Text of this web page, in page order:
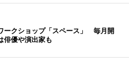
ークショップ「スペース」 毎月開
俳優や演出家も